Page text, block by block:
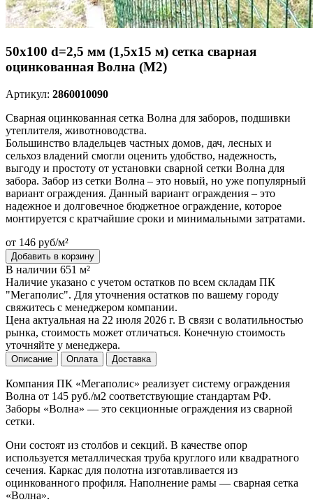
50х100 d=2,5 мм (1,5х15 м) сетка сварная
оцинкованная Волна (М2)
Артикул: 2860010090
Сварная оцинкованная сетка Волна для заборов, подшивки
утеплителя, животноводства.
Большинство владельцев частных домов, дач, лесных и
сельхоз владений смогли оценить удобство, надежность,
выгоду и простоту от установки сварной сетки Волна для
забора. Забор из сетки Волна – это новый, но уже популярный
вариант ограждения. Данный вариант ограждения – это
надежное и долговечное бюджетное ограждение, которое
монтируется с кратчайшие сроки и минимальными затратами.
от 146 руб/м²
Добавить в корзину
В наличии 651 м²
Наличие указано с учетом остатков по всем складам ПК
"Мегаполис". Для уточнения остатков по вашему городу
свяжитесь с менеджером компании.
Цена актуальная на 22 июля 2026 г. В связи с волатильностью
рынка, стоимость может отличаться. Конечную стоимость
уточняйте у менеджера.
Описание Оплата Доставка
Компания ПК «Мегаполис» реализует систему ограждения
Волна от 145 руб./м2 соответствующие стандартам РФ.
Заборы «Волна» — это секционные ограждения из сварной
сетки.
Они состоят из столбов и секций. В качестве опор
используется металлическая труба круглого или квадратного
сечения. Каркас для полотна изготавливается из
оцинкованного профиля. Наполнение рамы — сварная сетка
«Волна».